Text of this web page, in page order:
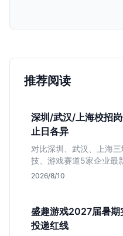
推荐阅读
深圳/武汉/上海校招
止日各异
对比深圳、武汉、上海
技、游戏赛道5家企业最
司网申截止时间与专业限
2026/8/10
盛趣游戏2027届暑期
投递红线